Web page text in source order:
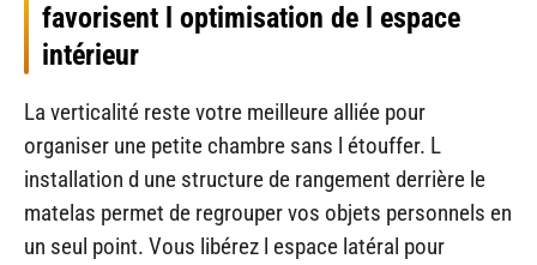
favorisent l optimisation de l espace
intérieur
La verticalité reste votre meilleure alliée pour
organiser une petite chambre sans l étouffer. L
installation d une structure de rangement derrière le
matelas permet de regrouper vos objets personnels en
un seul point. Vous libérez l espace latéral pour